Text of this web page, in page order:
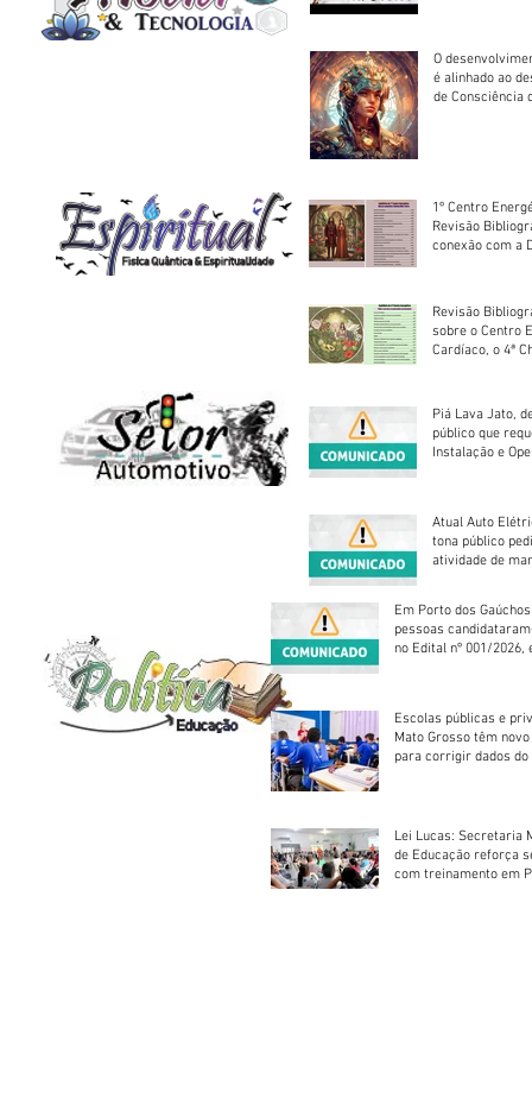
O
é alinhado ao
de Consciência
1º Centro
Revisão
conexão com a
Revisão
sobre o Centro
Cardíaco, o 4ª
Piá Lava Jato,
público que
Instalação e
Atual Auto
tona público
atividade de
Em Porto dos
pessoas
no Edital nº 001/2026,
Escolas públicas e
Mato Grosso têm
para corrigir dados do
Lei Lucas: Secretaria
de Educação reforça
com treinamento em